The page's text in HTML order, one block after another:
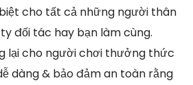
cho tất cả những người thân
đối tác hay bạn làm cùng.
lại cho người chơi thưởng thức
dàng & bảo đảm an toàn rằng